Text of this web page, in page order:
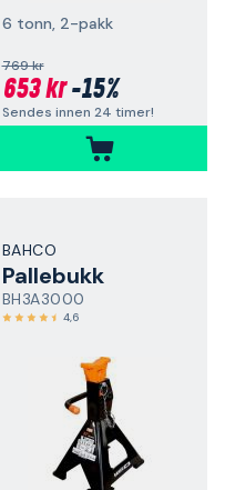
6 tonn, 2-pakk
769 kr
653 kr-15%
Sendes innen 24 timer!
BAHCO
Pallebukk
BH3A3000
4,6